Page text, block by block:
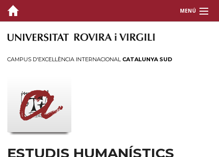
MENÚ
PRESENTACIÓ
PERFILS
SERVEIS I ACTIVITATS
CAMPUS D'EXCEL·LÈNCIA INTERNACIONAL CATALUNYA SUD
ESTUDIS HUMANÍSTICS